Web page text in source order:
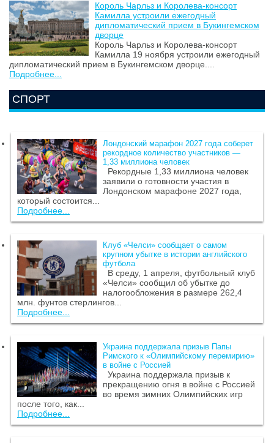
Король Чарльз и Королева-консорт
Камилла устроили ежегодный
дипломатический прием в Букингемском
дворце
Король Чарльз и Королева-консорт
Камилла 19 ноября устроили ежегодный
дипломатический прием в Букингемском дворце....
Подробнее...
СПОРТ
Лондонский марафон 2027 года соберет
рекордное количество участников —
1,33 миллиона человек
Рекордные 1,33 миллиона человек
заявили о готовности участия в
Лондонском марафоне 2027 года,
который состоится...
Подробнее...
Клуб «Челси» сообщает о самом
крупном убытке в истории английского
футбола
В среду, 1 апреля, футбольный клуб
«Челси» сообщил об убытке до
налогообложения в размере 262,4
млн. фунтов стерлингов...
Подробнее...
Украина поддержала призыв Папы
Римского к «Олимпийскому перемирию»
в войне с Россией
Украина поддержала призыв к
прекращению огня в войне с Россией
во время зимних Олимпийских игр
после того, как...
Подробнее...